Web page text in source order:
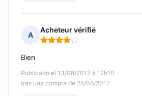
A
Acheteur vérifié
Nota: 4 de 5
Publicado el 13/08/2017 à 12h10
tras una compra de 25/06/2017
Bien